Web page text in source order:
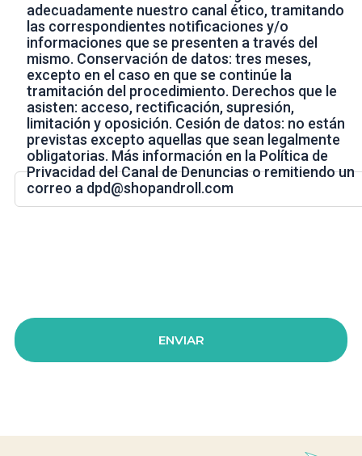
adecuadamente nuestro canal ético, tramitando
las correspondientes notificaciones y/o
informaciones que se presenten a través del
mismo. Conservación de datos: tres meses,
excepto en el caso en que se continúe la
tramitación del procedimiento. Derechos que le
asisten: acceso, rectificación, supresión,
limitación y oposición. Cesión de datos: no están
previstas excepto aquellas que sean legalmente
obligatorias. Más información en la Política de
Privacidad del Canal de Denuncias o remitiendo un
correo a dpd@shopandroll.com